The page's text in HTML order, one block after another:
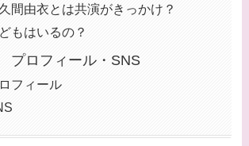
間由衣とは共演がきっかけ？
もはいるの？
ロフィール・SNS
フィール